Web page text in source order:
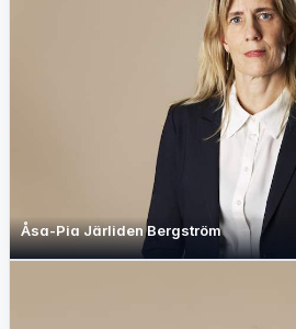
Åsa-Pia Järliden Bergström